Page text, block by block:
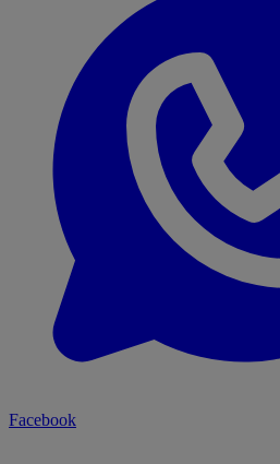
Facebook